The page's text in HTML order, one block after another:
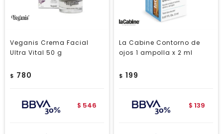
Veganis Crema Facial
Ultra Vital 50 g
$ 780
$ 546
La Cabine Contorno de
ojos 1 ampolla x 2 ml
$ 199
$ 139